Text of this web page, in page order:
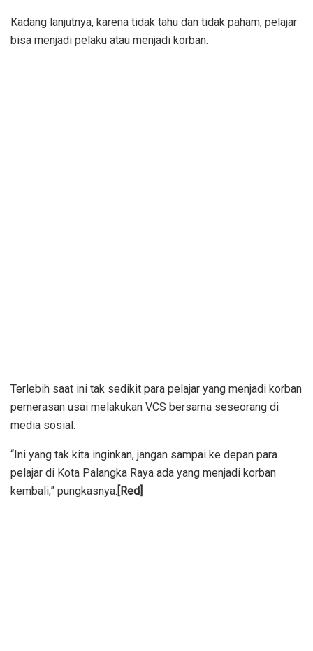
Kadang lanjutnya, karena tidak tahu dan tidak paham, pelajar
bisa menjadi pelaku atau menjadi korban.
Terlebih saat ini tak sedikit para pelajar yang menjadi korban
pemerasan usai melakukan VCS bersama seseorang di
media sosial.
“Ini yang tak kita inginkan, jangan sampai ke depan para
pelajar di Kota Palangka Raya ada yang menjadi korban
kembali,” pungkasnya. [Red]